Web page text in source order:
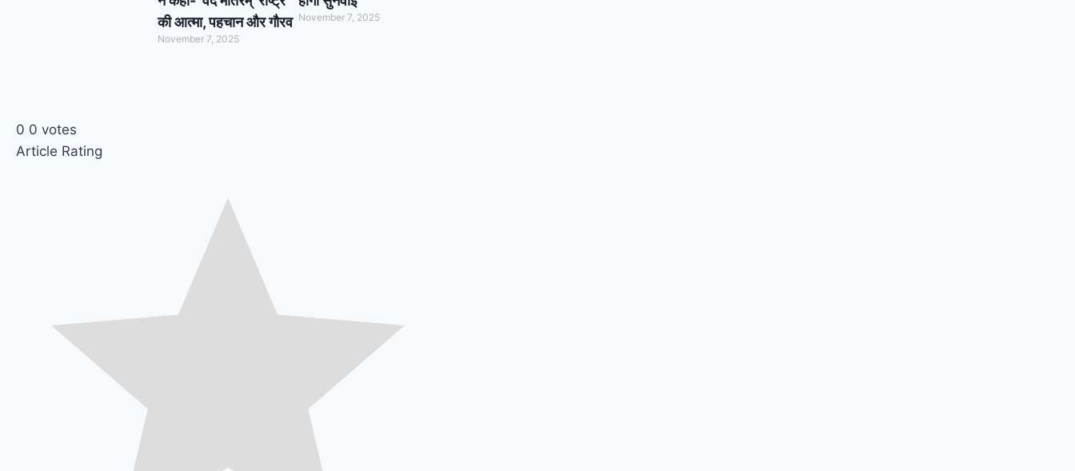
की आत्मा, पहचान और गौरव
November 7, 2025
November 7, 2025
0 0 votes
Article Rating